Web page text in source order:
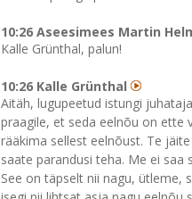
10:26 Aseesimees Martin
Kalle Grünthal, palun!
10:26 Kalle Grünthal
Aitäh, lugupeetud istungi
praagile, et seda eelnõu on ette
rääkima sellest eelnõust. Te
saate parandusi teha. Me ei
See on täpselt nii nagu, ütleme,